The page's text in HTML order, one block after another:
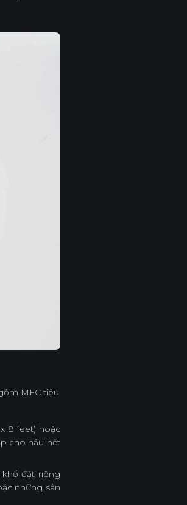
MFC tiêu
8 feet) hoặc
cho hầu hết
đặt riêng
những sản